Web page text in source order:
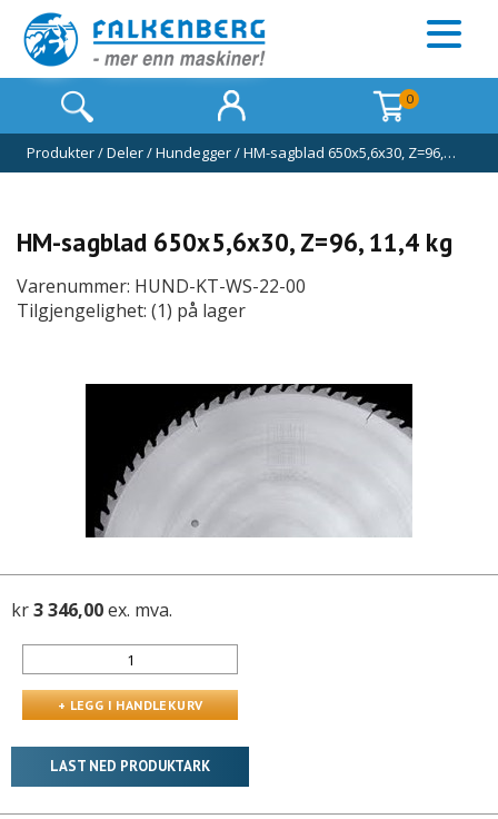
0
Produkter/Deler/Hundegger/HM-sagblad 650x5,6x30, Z=96,…
HM-sagblad 650x5,6x30, Z=96, 11,4 kg
Varenummer: HUND-KT-WS-22-00
Tilgjengelighet: (1) på lager
kr3 346,00ex. mva.
LAST NED PRODUKTARK